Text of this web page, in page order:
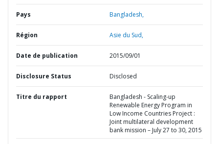
Pays Bangladesh,
Région Asie du Sud,
Date de publication 2015/09/01
Disclosure Status Disclosed
Titre du rapport
Bangladesh - Scaling-up
Renewable Energy Program in
Low Income Countries Project :
Joint multilateral development
bank mission – July 27 to 30, 2015